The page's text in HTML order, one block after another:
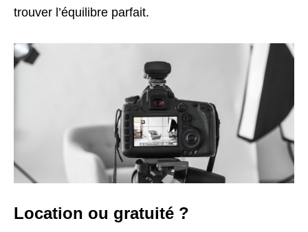
trouver l’équilibre parfait.
Location ou gratuité ?